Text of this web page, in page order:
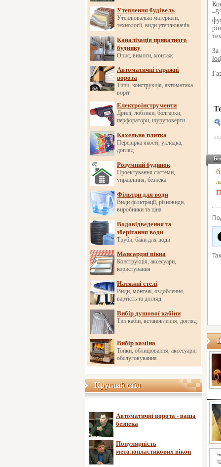
Утеплення будівель
Утеплювальні матеріали,
технології, види утеплювачів
Каналізація приватного
будинку
Опис, вимоги, монтаж
Автоматичні гаражні
ворота
Типи, конструкція, автоматика
воріт
Електроінструменти
Дрилі, лобзики, болгарки,
перфоратори, шуруповерти
Кахельна плитка
Перевірка якості, укладка,
догляд
Розумний будинок
Проектування системи,
управління, безпека
Фільтри для води
Види фільтрації, різновиди,
виробники та ціна
Водовідведення та
зберігання води
Труби, баки для води
Мансардні вікна
Конструкція, аксесуари,
користування
Натяжні стелі
Види, монтаж, оздоблення,
вартість та догляд
Вибір душової кабіни
Тип кабін, встановлення, догляд
Вибір каміна
Топки, облицювання, аксесуари,
обслуговування
Круглий стіл
Круглий стіл
Автоматичні ворота - ваша
безпека
Популярність
металопластикових вікон
За